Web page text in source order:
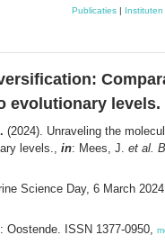
Publicaties| Instituten
evolutionary levels.
(2024). Unraveling the
levels., in: Mees, J. et al.
Science Day, 6 March
ISSN 1377-0950,